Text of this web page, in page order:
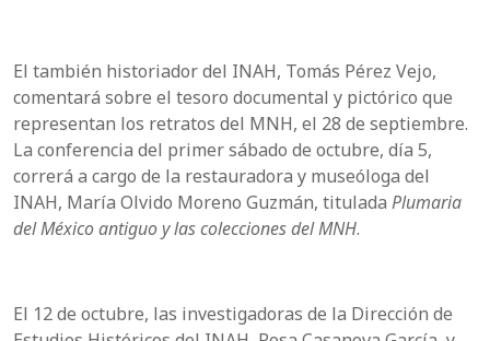
El también historiador del INAH, Tomás Pérez Vejo,
comentará sobre el tesoro documental y pictórico que
representan los retratos del MNH, el 28 de septiembre.
La conferencia del primer sábado de octubre, día 5,
correrá a cargo de la restauradora y museóloga del
INAH, María Olvido Moreno Guzmán, titulada Plumaria
del México antiguo y las colecciones del MNH.
El 12 de octubre, las investigadoras de la Dirección de